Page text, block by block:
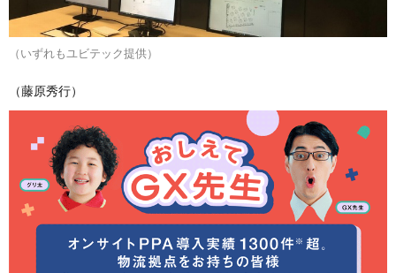
（いずれもユビテック提供）
（藤原秀行）